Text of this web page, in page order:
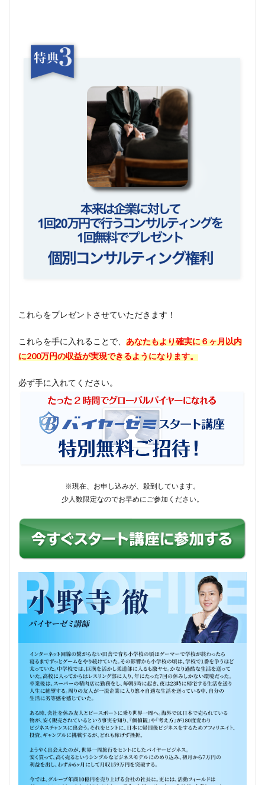
これらをプレゼントさせていただきます！
これらを手に入れることで、 あなたもより確実に６ヶ月以内
に200万円の収益が実現できるようになります。
必ず手に入れてください。
※現在、お申し込みが、殺到しています。
少人数限定なのでお早めにご参加ください。